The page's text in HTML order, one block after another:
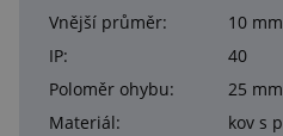
Vnější průměr:
10 mm
IP:
40
Poloměr ohybu:
25 mm
Materiál: